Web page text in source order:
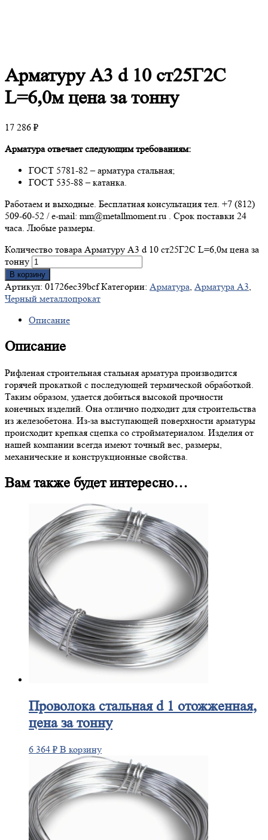
АрматуруА3 d 10 ст25Г2С
L=6,0м цена за тонну
17 286 ₽
Арматура отвечает следующим требованиям:
ГОСТ 5781-82 – арматура стальная;
ГОСТ 535-88 – катанка.
Работаем и выходные. Бесплатная консультация тел. +7 (812)
509-60-52 / e-mail: mm@metallmoment.ru . Срок поставки 24
часа. Любые размеры.
Количество товара Арматуру А3 d 10 ст25Г2С L=6,0м цена за
тонну
В корзину
Артикул: 01726ec39bcf Категории: Арматура, Арматура А3,
Черный металлопрокат
Описание
Описание
Рифленая строительная стальная арматура производится
горячей прокаткой с последующей термической обработкой.
Таким образом, удается добиться высокой прочности
конечных изделий. Она отлично подходит для строительства
из железобетона. Из-за выступающей поверхности арматуры
происходит крепкая сцепка со стройматериалом. Изделия от
нашей компании всегда имеют точный вес, размеры,
механические и конструкционные свойства.
Вам также будет интересно…
Проволокастальная d 1 отожженная,
цена за тонну
6 364 ₽ В корзину